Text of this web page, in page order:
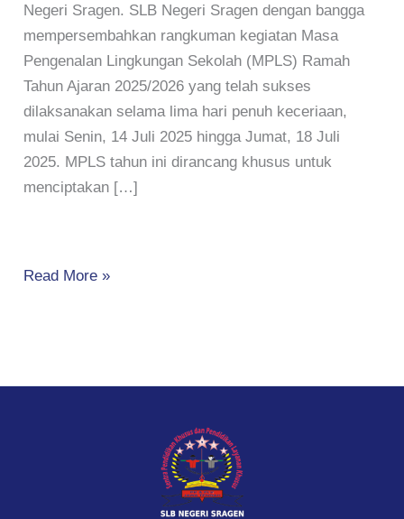
Negeri Sragen. SLB Negeri Sragen dengan bangga
mempersembahkan rangkuman kegiatan Masa
Pengenalan Lingkungan Sekolah (MPLS) Ramah
Tahun Ajaran 2025/2026 yang telah sukses
dilaksanakan selama lima hari penuh keceriaan,
mulai Senin, 14 Juli 2025 hingga Jumat, 18 Juli
2025. MPLS tahun ini dirancang khusus untuk
menciptakan […]
Read More »